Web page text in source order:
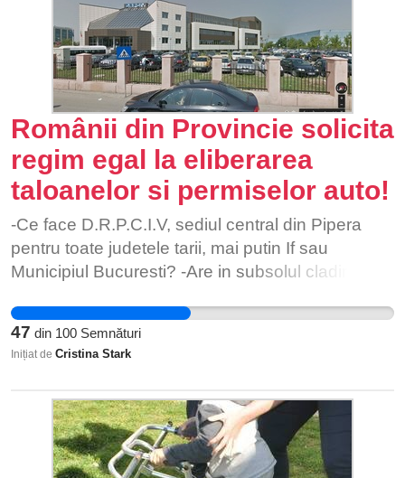
Românii din Provincie solicita
regim egal la eliberarea
taloanelor si permiselor auto!
-Ce face D.R.P.C.I.V, sediul central din Pipera
pentru toate judetele tarii, mai putin If sau
Municipiul Bucuresti? -Are in subsolul cladirii lor
neagra" a sediului lor, unde nici un cetatean de
rand nu are voie sa ajunga! Am fost la fata
locului, am solicitat sa ajungem la dansii pentru a
aveti acces! Adica, asa mai pe intelesul nostru al
cetatenilor, exista acolo niste persoane care
tiparesc documente, lipesc si transmit spre
47 din 100 Semnături
Inițiat de Cristina Stark